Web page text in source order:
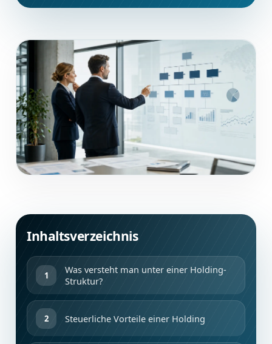
Inhaltsverzeichnis
Was versteht man unter einer Holding-
Struktur?
Steuerliche Vorteile einer Holding